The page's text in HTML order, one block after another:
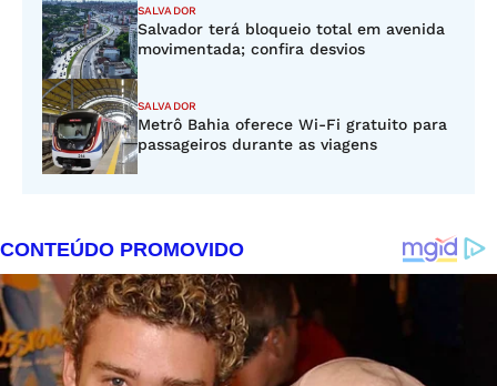
SALVADOR
Salvador terá bloqueio total em avenida
movimentada; confira desvios
SALVADOR
Metrô Bahia oferece Wi-Fi gratuito para
passageiros durante as viagens